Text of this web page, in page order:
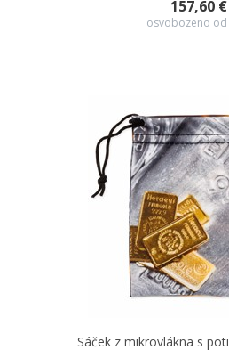
157,60 €
osvobozeno od
Sáček z mikrovlákna s